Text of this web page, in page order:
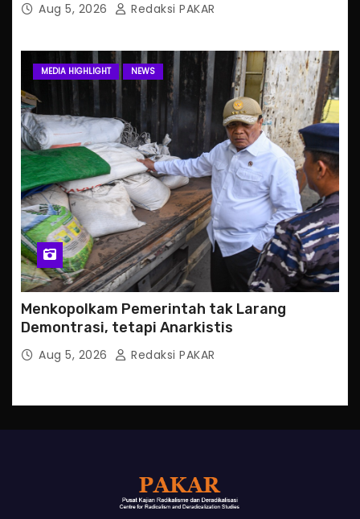
Aug 5, 2026 Redaksi PAKAR
MEDIA HIGHLIGHT NEWS
Menkopolkam Pemerintah tak Larang
Demontrasi, tetapi Anarkistis
Aug 5, 2026 Redaksi PAKAR